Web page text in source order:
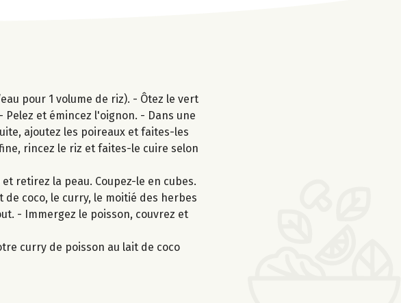
pour 1 volume de riz). - Ôtez le vert
et émincez l'oignon. - Dans une
ajoutez les poireaux et faites-les
rincez le riz et faites-le cuire selon
retirez la peau. Coupez-le en cubes.
coco, le curry, le moitié des herbes
- Immergez le poisson, couvrez et
curry de poisson au lait de coco